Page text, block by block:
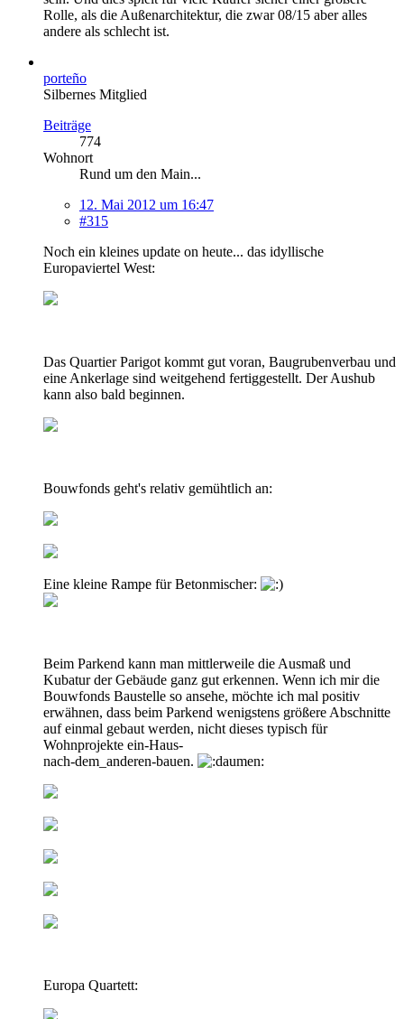
Rolle, als die Außenarchitektur, die zwar 08/15 aber alles
andere als schlecht ist.
porteño
Silbernes Mitglied
Beiträge
774
Wohnort
Rund um den Main...
12. Mai 2012 um 16:47
#315
Noch ein kleines update on heute... das idyllische
Europaviertel West:
Das Quartier Parigot kommt gut voran, Baugrubenverbau und
eine Ankerlage sind weitgehend fertiggestellt. Der Aushub
kann also bald beginnen.
Bouwfonds geht's relativ gemühtlich an:
Eine kleine Rampe für Betonmischer:
Beim Parkend kann man mittlerweile die Ausmaß und
Kubatur der Gebäude ganz gut erkennen. Wenn ich mir die
Bouwfonds Baustelle so ansehe, möchte ich mal positiv
erwähnen, dass beim Parkend wenigstens größere Abschnitte
auf einmal gebaut werden, nicht dieses typisch für
Wohnprojekte ein-Haus-
nach-dem_anderen-bauen.
Europa Quartett: